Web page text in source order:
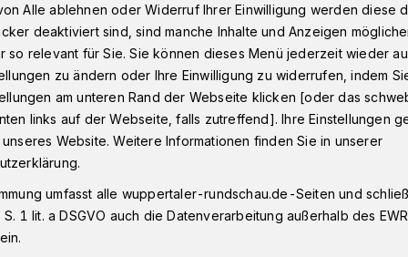
aus dem
hat sich auf einen abendlichen
– und dabei viele interessante
Alle ablehnen oder Widerruf Ihrer Einwilligung werden diese
deaktiviert sind, sind manche Inhalte und Anzeigen
so relevant für Sie. Sie können dieses Menü jederzeit wieder
zu ändern oder Ihre Einwilligung zu widerrufen, indem
am unteren Rand der Webseite klicken [oder das
links auf der Webseite, falls zutreffend]. Ihre Einstellungen
Website. Weitere Informationen finden Sie in unserer
umfasst alle wuppertaler-rundschau.de-Seiten und
1 lit. a DSGVO auch die Datenverarbeitung außerhalb des